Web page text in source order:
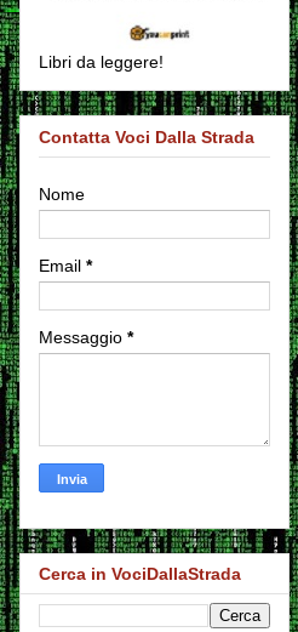
Libri da leggere!
Contatta Voci Dalla Strada
Nome
Email *
Messaggio *
Cerca in VociDallaStrada